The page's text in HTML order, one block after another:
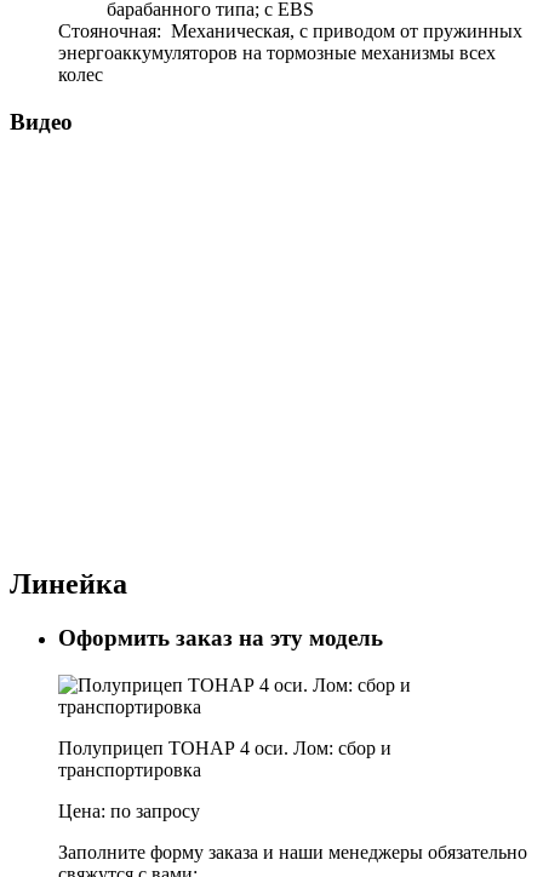
барабанного типа; с EBS
Стояночная: Механическая, с приводом от пружинных
энергоаккумуляторов на тормозные механизмы всех
колес
Видео
Линейка
Оформить заказ на эту модель
Полуприцеп ТОНАР 4 оси. Лом: сбор и
транспортировка
Цена: по запросу
Заполните форму заказа и наши менеджеры обязательно